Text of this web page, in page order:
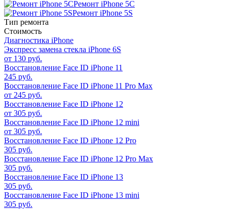
Ремонт iPhone 5C
Ремонт iPhone 5S
Тип ремонта
Стоимость
Диагностика iPhone
Экспресс замена стекла iPhone 6S
от 130 руб.
Восстановление Face ID iPhone 11
245 руб.
Восстановление Face ID iPhone 11 Pro Max
от 245 руб.
Восстановление Face ID iPhone 12
от 305 руб.
Восстановление Face ID iPhone 12 mini
от 305 руб.
Восстановление Face ID iPhone 12 Pro
305 руб.
Восстановление Face ID iPhone 12 Pro Max
305 руб.
Восстановление Face ID iPhone 13
305 руб.
Восстановление Face ID iPhone 13 mini
305 руб.